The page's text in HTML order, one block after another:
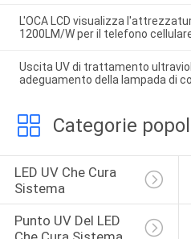
L'OCA LCD visualizza
1200LM/W per il telefono
Uscita UV di trattamento
adeguamento della lampada di
Categorie
LED UV Che Cura
Sistema
Punto UV Del LED